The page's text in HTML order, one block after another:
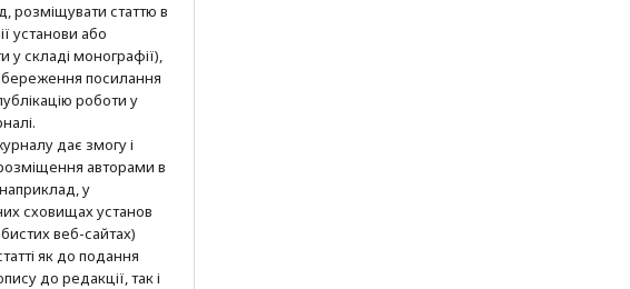
розміщувати статтю в
установи або
у складі монографії),
посилання
роботи у
дає змогу і
авторами в
у
сховищах установ
веб-сайтах)
як до подання
до редакції, так і